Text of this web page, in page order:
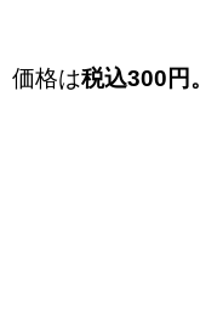
価格は税込300円。